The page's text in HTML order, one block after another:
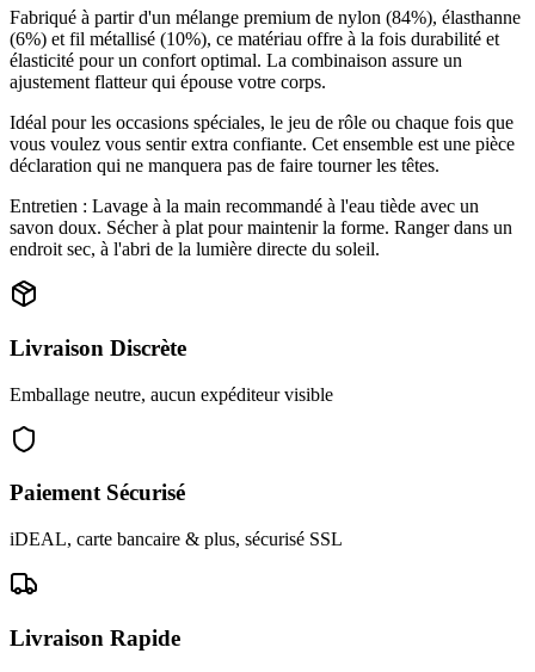
Fabriqué à partir d'un mélange premium de nylon (84%), élasthanne
(6%) et fil métallisé (10%), ce matériau offre à la fois durabilité et
élasticité pour un confort optimal. La combinaison assure un
ajustement flatteur qui épouse votre corps.
Idéal pour les occasions spéciales, le jeu de rôle ou chaque fois que
vous voulez vous sentir extra confiante. Cet ensemble est une pièce
déclaration qui ne manquera pas de faire tourner les têtes.
Entretien : Lavage à la main recommandé à l'eau tiède avec un
savon doux. Sécher à plat pour maintenir la forme. Ranger dans un
endroit sec, à l'abri de la lumière directe du soleil.
Livraison Discrète
Emballage neutre, aucun expéditeur visible
Paiement Sécurisé
iDEAL, carte bancaire & plus, sécurisé SSL
Livraison Rapide